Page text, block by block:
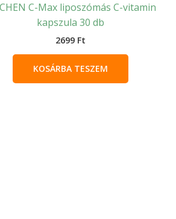
C-Max liposzómás C-vitamin
kapszula 30 db
2699 Ft
KOSÁRBA TESZEM